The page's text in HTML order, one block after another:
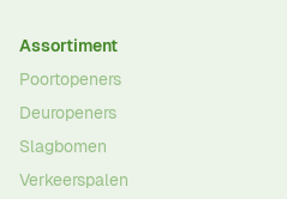
Assortiment
Poortopeners
Deuropeners
Slagbomen
Verkeerspalen